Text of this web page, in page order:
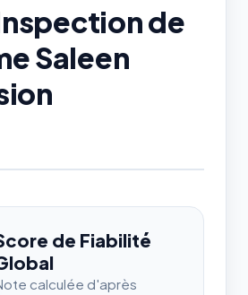
de
Saleen
de Fiabilité
calculée d'après